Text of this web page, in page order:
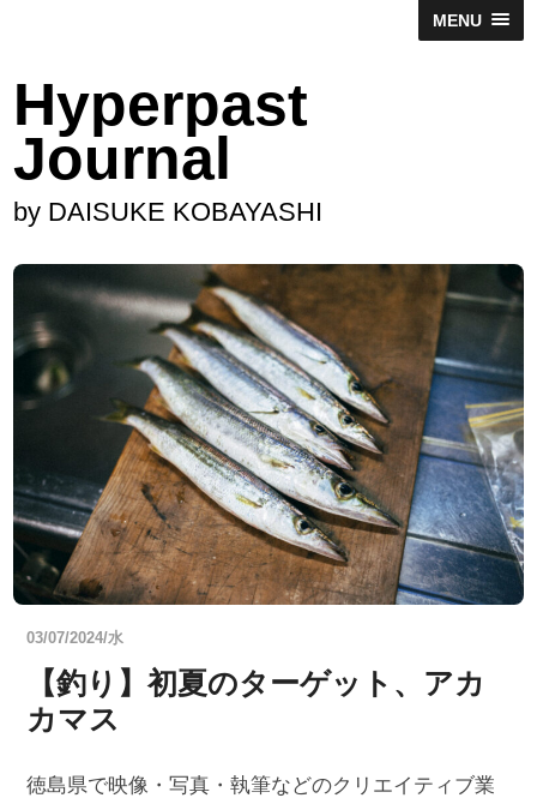
MENU
Hyperpast
Journal
by DAISUKE KOBAYASHI
03/07/2024/水
【釣り】初夏のターゲット、アカ
カマス
徳島県で映像・写真・執筆などのクリエイティブ業